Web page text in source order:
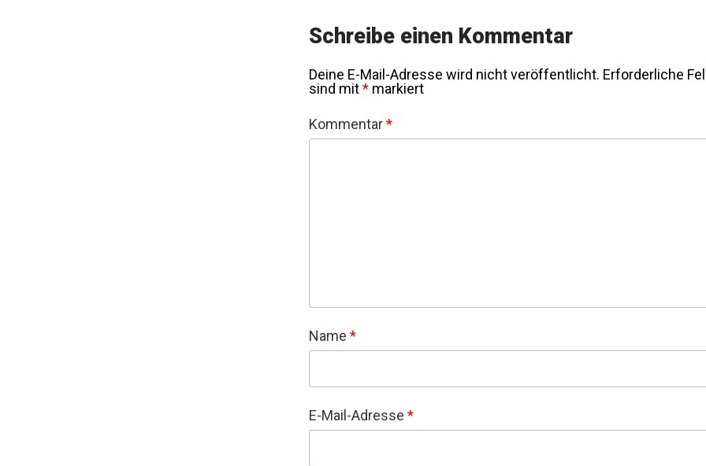
Schreibe einen Kommentar
Deine E-Mail-Adresse wird nicht veröffentlicht. Erforderliche
sind mit* markiert
Kommentar*
Name *
E-Mail-Adresse *